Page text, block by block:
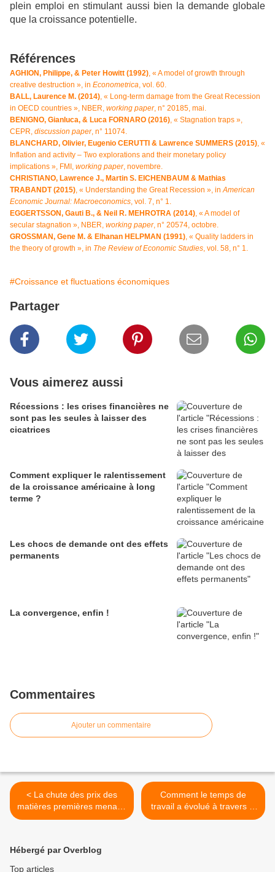
plein emploi en stimulant aussi bien la demande globale
que la croissance potentielle.
Références
AGHION, Philippe, & Peter Howitt (1992), « A model of growth through
creative destruction », in Econometrica, vol. 60.
BALL, Laurence M. (2014), « Long-term damage from the Great Recession
in OECD countries », NBER, working paper, n° 20185, mai.
BENIGNO, Gianluca, & Luca FORNARO (2016), « Stagnation traps »,
CEPR, discussion paper, n° 11074.
BLANCHARD, Olivier, Eugenio CERUTTI & Lawrence SUMMERS (2015), «
Inflation and activity – Two explorations and their monetary policy
implications », FMI, working paper, novembre.
CHRISTIANO, Lawrence J., Martin S. EICHENBAUM & Mathias
TRABANDT (2015), « Understanding the Great Recession », inAmerican
Economic Journal: Macroeconomics, vol. 7, n° 1.
EGGERTSSON, Gauti B., & Neil R. MEHROTRA (2014), « A model of
secular stagnation », NBER, working paper, n° 20574, octobre.
GROSSMAN, Gene M. & Elhanan HELPMAN (1991), « Quality ladders in
the theory of growth », in The Review of Economic Studies, vol. 58, n° 1.
#Croissance et fluctuations économiques
Partager
Vous aimerez aussi
Récessions : les crises financières ne
sont pas les seules à laisser des
cicatrices
Comment expliquer le ralentissement
de la croissance américaine à long
terme ?
Les chocs de demande ont des effets
permanents
La convergence, enfin !
Commentaires
Ajouter un commentaire
< La chute des prix des
matières premières menace
la stabilité financière des
Comment le temps de
travail a évolué à travers le
monde ? >
Hébergé par Overblog
Top articles